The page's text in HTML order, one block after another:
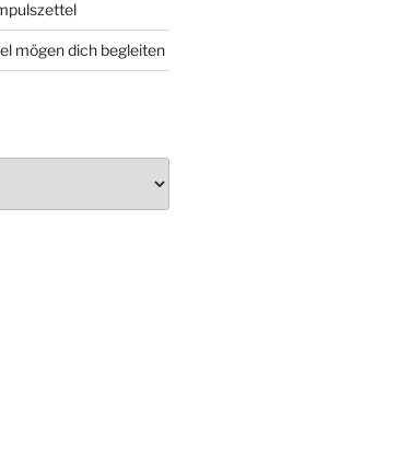
mögen dich begleiten